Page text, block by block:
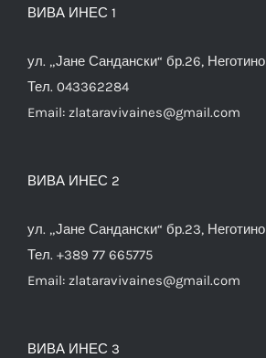
ВИВА ИНЕС 1
ул. „Јане Сандански“ бр.26, Неготино
Тел. 043362284
Email: zlataravivaines@gmail.com
ВИВА ИНЕС 2
ул. „Јане Сандански“ бр.23, Неготино
Тел. +389 77 665775
Email: zlataravivaines@gmail.com
ВИВА ИНЕС 3